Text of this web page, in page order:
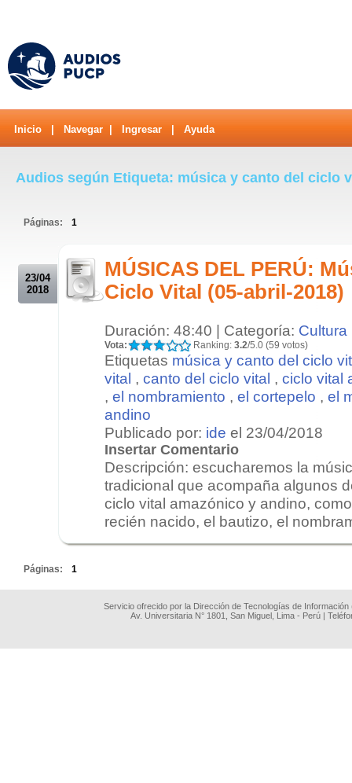
Inicio Navegar Ingresar Ayuda
Audios según Etiqueta: música y canto del ciclo
Páginas: 1
23/04
2018
MÚSICAS DEL PERÚ:
Ciclo Vital (05-abril-2018)
Duración: 48:40 | Categoría: Cultura
Vota: Ranking: 3.2/5.0 (59 votos)
Etiquetas música y canto del ciclo
vital , canto del ciclo vital , ciclo vital
, el nombramiento , el cortepelo , el
andino
Publicado por: ide el 23/04/2018
Insertar Comentario
Descripción: escucharemos la
tradicional que acompaña algunos
ciclo vital amazónico y andino,
recién nacido, el bautizo, el
Páginas: 1
Servicio ofrecido por la Dirección de Tecnologías de
Av. Universitaria N° 1801, San Miguel, Lima - Perú |